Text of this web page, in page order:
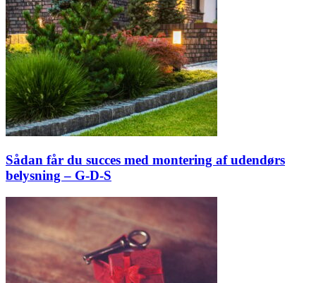
Sådan får du succes med montering af udendørs
belysning – G-D-S